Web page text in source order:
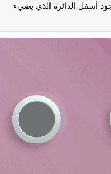
أسفل الدائرة الذي يضيء